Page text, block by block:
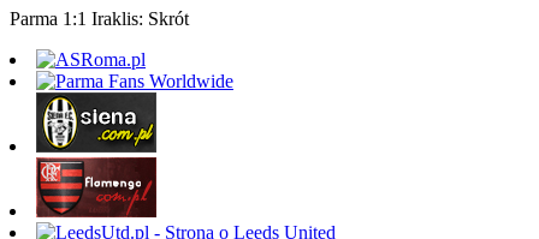
Parma 1:1 Iraklis: Skrót